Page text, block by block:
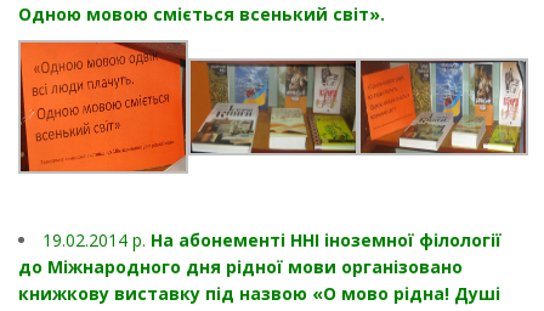
Одною мовою сміється всенький світ».
19.02.2014 p. На абонементі ННІ іноземної філології
до Міжнародного дня рідної мови організовано
книжкову виставку під назвою «О мово рідна! Душі